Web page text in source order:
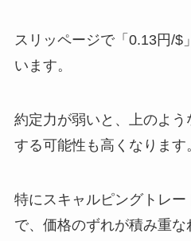
スリッページで「0.13円/$
います。
約定力が弱いと、上のよ
する可能性も高くなります
特にスキャルピングトレ
で、価格のずれが積み重